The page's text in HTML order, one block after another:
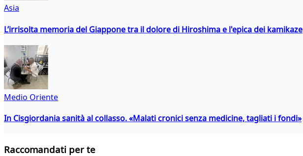
Asia
L’irrisolta memoria del Giappone tra il dolore di Hiroshima e l'epica dei kamikaze
Medio Oriente
In Cisgiordania sanità al collasso. «Malati cronici senza medicine, tagliati i fondi»
Raccomandati per te